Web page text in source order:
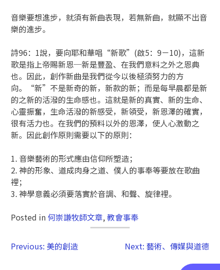
音樂要想進步，就須有新曲表現，若無新曲，就顯不出音
樂的進步。
詩96：1說，要向耶和華唱“新歌”(啟5：9－10)，這新
歌是指上帝賜新恩─新是豐盈、在我們意料之外之恩典
也。因此，創作新曲是我們從今以後極須努力的方
向。“新”不是新奇的新，新款的新；而是每早晨都是新
的之新的活潑的生命感也。這就是新的真實、新的生命、
心靈振奮，生命活潑的新感受，新領受，新恩澤的確實，
很有活力也。在我們的預料以外的恩澤，使人心激動之
新。因此創作原則需要以下的原則：
1. 音樂藝術的形式應由信仰所塑造；
2. 神的形象、道成肉身之道、僕人的事奉等要放在歌曲
裡；
3. 神學意義必須要落實於音調、和聲、旋律裡。
Posted in 何崇謙牧師文章,教會事奉
Previous: 美的創造 Next: 藝術、傳媒與道德